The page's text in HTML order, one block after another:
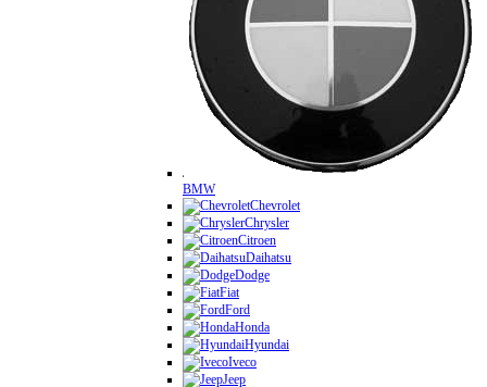
BMW
Chevrolet
Chrysler
Citroen
Daihatsu
Dodge
Fiat
Ford
Honda
Hyundai
Iveco
Jeep